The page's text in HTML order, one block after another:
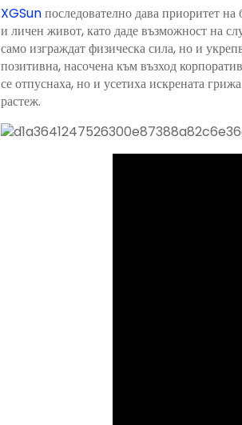
XGSunпоследователно дава приоритет
и личен живот, като даде възможност на
само изграждат физическа сила, но и
позитивна, насочена към възход
се отпуснаха, но и усетиха искрената
растеж.